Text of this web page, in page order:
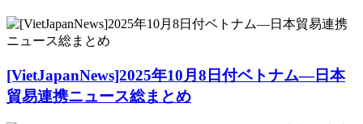
[VietJapanNews]2025年10月8日付ベトナム―日本
貿易連携ニュース総まとめ